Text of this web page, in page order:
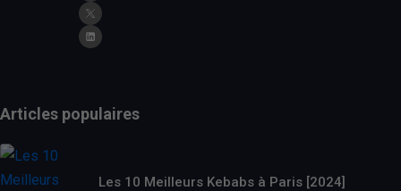
Articles populaires
Les 10 Meilleurs Kebabs à Paris [2024]